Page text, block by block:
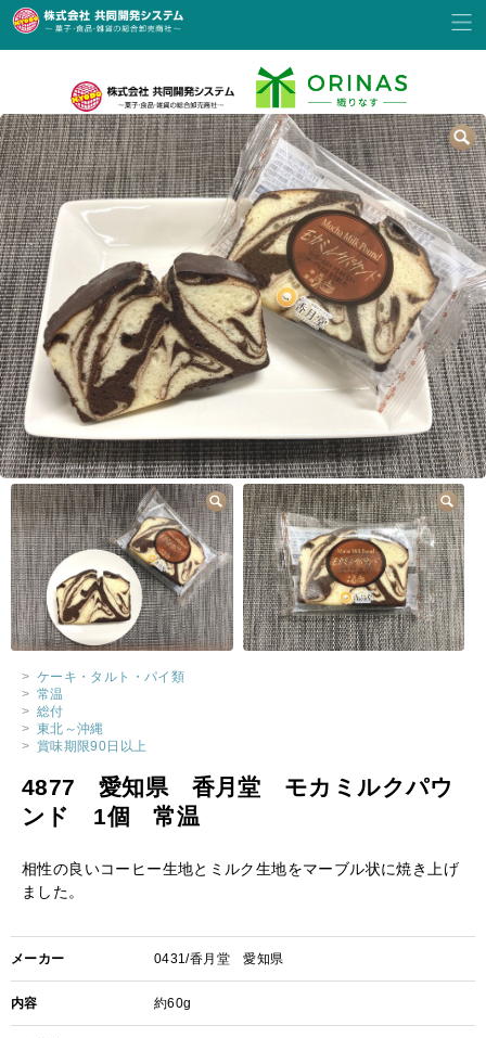
> ケーキ・タルト・パイ類
> 常温
> 総付
> 東北～沖縄
> 賞味期限90日以上
4877 愛知県 香月堂 モカミルクパウ
ンド 1個 常温
相性の良いコーヒー生地とミルク生地をマーブル状に焼き上げ
ました。
メーカー 0431/香月堂 愛知県
内容 約60g